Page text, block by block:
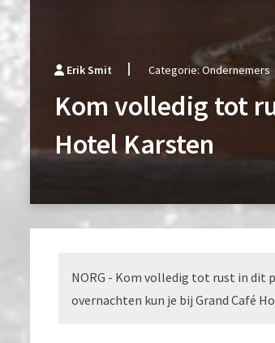
Erik Smit Categorie: Ondernemers
Kom volledig tot
Hotel Karsten
NORG - Kom volledig tot rust in dit
overnachten kun je bij Grand Café